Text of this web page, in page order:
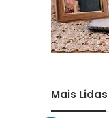
Mais Lidas